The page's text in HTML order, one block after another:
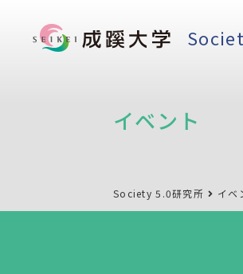
イベント
Society 5.0研究所 イベ